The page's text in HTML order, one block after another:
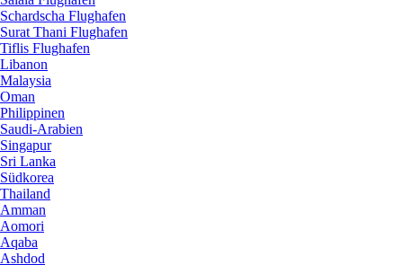
Schardscha Flughafen
Surat Thani Flughafen
Tiflis Flughafen
Libanon
Malaysia
Oman
Philippinen
Saudi-Arabien
Singapur
Sri Lanka
Südkorea
Thailand
Amman
Aomori
Aqaba
Ashdod